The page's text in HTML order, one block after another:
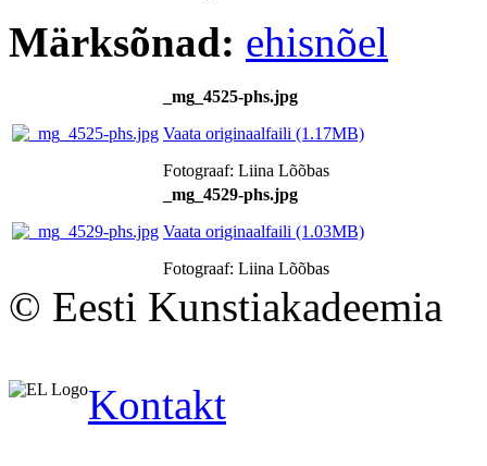
Märksõnad: ehisnõel
_mg_4525-phs.jpg
Vaata originaalfaili (1.17MB)
Fotograaf: Liina Lõõbas
_mg_4529-phs.jpg
Vaata originaalfaili (1.03MB)
Fotograaf: Liina Lõõbas
© Eesti Kunstiakadeemia
Kontakt